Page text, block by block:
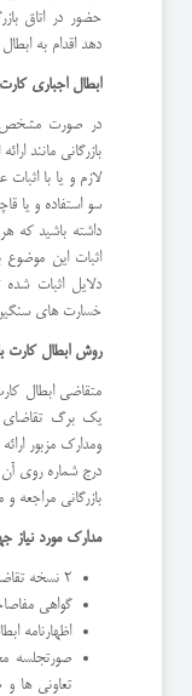
حضور در اتاق
دهد اقدام به
ابطال اجباری کارت
در صورت مشخص
بازرگانی مانند
لازم و یا با
سو استفاده و یا
داشته باشید که
اثبات این
دلایل اثبات شده
خسارت های
روش ابطال کارت
متقاضی ابطال
یك برگ تقاضای
ومدارك مزبور
درج شماره روی آن
بازرگانی
مدارك مورد نیاز
2 نسخه تقاضای شركت
گواهی
اظهارنامه
صورتجلسه
تعاونی ها